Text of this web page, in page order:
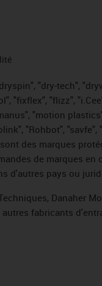
"dry-tech",
"fixflex", "flizz",
"motion
"Rohbot", "savfe",
des marques
de marques en
d'autres pays ou
Danaher
autres fabricants